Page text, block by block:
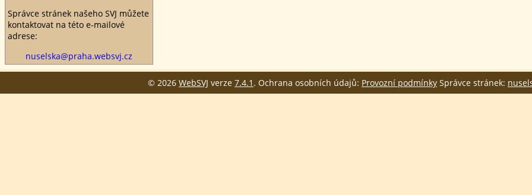
Správce stránek našeho SVJ můžete
kontaktovat na této e‑mailové
adrese:
nuselska@praha.websvj.cz
© 2026 WebSVJ verze 7.4.1 . Ochrana osobních údajů: Provozní podmínky Správce stránek: